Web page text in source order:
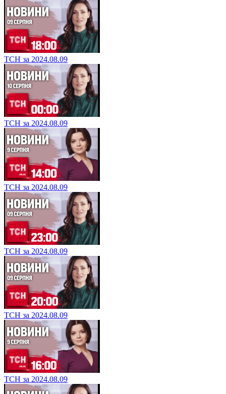
ТСН за 2024.08.09
ТСН за 2024.08.09
ТСН за 2024.08.09
ТСН за 2024.08.09
ТСН за 2024.08.09
ТСН за 2024.08.09